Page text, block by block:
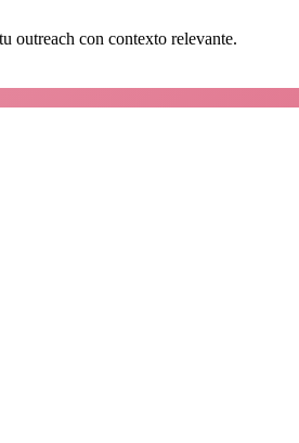
outreach con contexto relevante.